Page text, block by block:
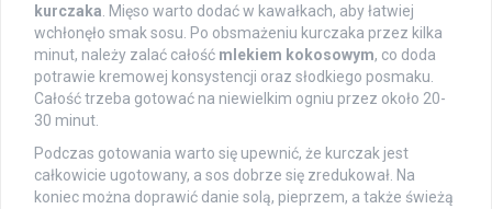
kurczaka. Mięso warto dodać w kawałkach, aby łatwiej
wchłonęło smak sosu. Po obsmażeniu kurczaka przez kilka
minut, należy zalać całość mlekiem kokosowym, co doda
potrawie kremowej konsystencji oraz słodkiego posmaku.
Całość trzeba gotować na niewielkim ogniu przez około 20-
30 minut.
Podczas gotowania warto się upewnić, że kurczak jest
całkowicie ugotowany, a sos dobrze się zredukował. Na
koniec można doprawić danie solą, pieprzem, a także świeżą